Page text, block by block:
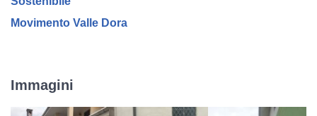
Movimento Valle Dora
Immagini